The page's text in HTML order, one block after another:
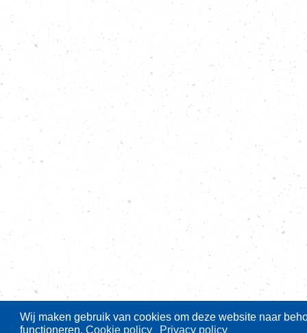
Wij maken gebruik van cookies om deze website naar
functioneren. Cookie policy Privacy policy